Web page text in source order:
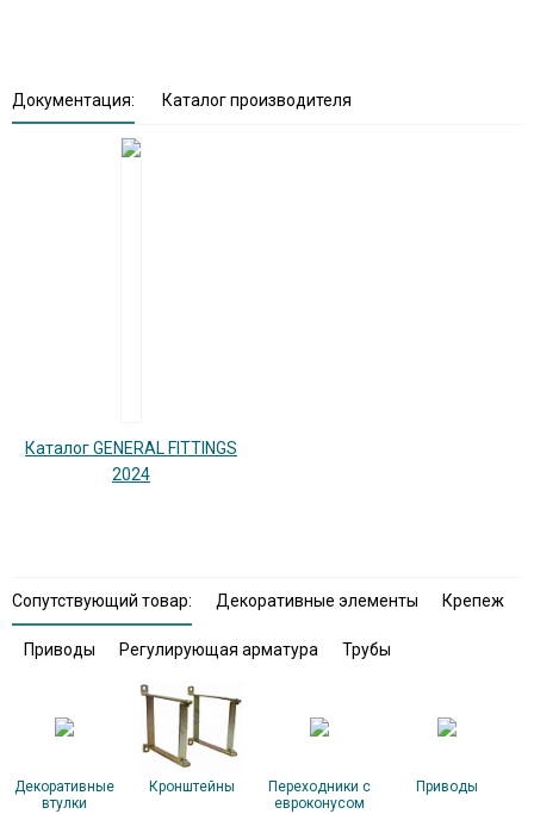
Документация: Каталог производителя
Каталог GENERAL FITTINGS
2024
Сопутствующий товар: Декоративные элементы Крепеж
Приводы Регулирующая арматура Трубы
Декоративные
втулки
Кронштейны
Переходники с
евроконусом
Приводы